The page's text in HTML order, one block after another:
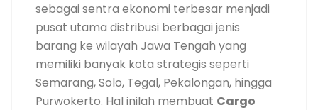
sebagai sentra ekonomi terbesar menjadi
pusat utama distribusi berbagai jenis
barang ke wilayah Jawa Tengah yang
memiliki banyak kota strategis seperti
Semarang, Solo, Tegal, Pekalongan, hingga
Purwokerto. Hal inilah membuat Cargo